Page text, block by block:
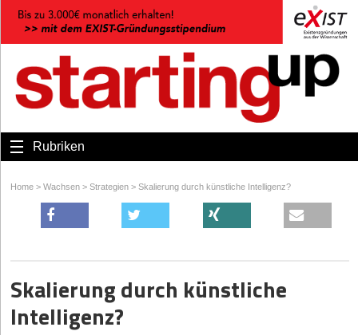
Rubriken
Home > Wachsen > Strategien > Skalierung durch künstliche Intelligenz?
Skalierung durch künstliche
Intelligenz?